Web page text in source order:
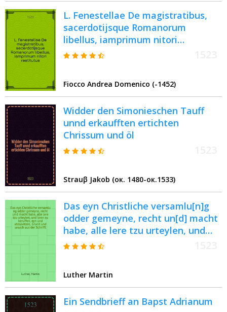
L. Fenestellae De magistratibus,
sacerdotijsque Romanorum
libellus, iamprimum nitori
restitutus : Pomponij Laeti itidem
Item Valerij Probi Grammatici De
literis antiquis opusculum
Fiocco Andrea Domenico (-1452)
Widder den Simonieschen Tauff
unnd erkaufften ertichten
Chrissum und öl
Strauβ Jakob (ок. 1480-ок.1533)
Das eyn Christliche versamlu[n]g
odder gemeyne, recht un[d] macht
habe, alle lere tzu urteylen, und
lerer zu beruffen, eyn und
Luther Martin
Ein Sendbrieff an Bapst Adrianum